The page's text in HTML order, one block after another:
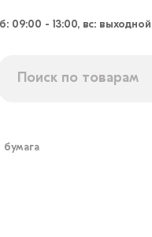
09:00 - 13:00, вс: выходной